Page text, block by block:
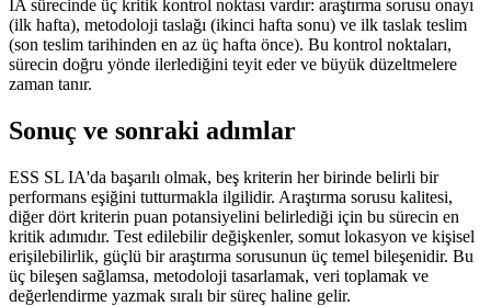
IA sürecinde üç kritik kontrol noktası vardır: araştırma sorusu onayı
(ilk hafta), metodoloji taslağı (ikinci hafta sonu) ve ilk taslak teslim
(son teslim tarihinden en az üç hafta önce). Bu kontrol noktaları,
sürecin doğru yönde ilerlediğini teyit eder ve büyük düzeltmelere
zaman tanır.
Sonuç ve sonraki adımlar
ESS SL IA'da başarılı olmak, beş kriterin her birinde belirli bir
performans eşiğini tutturmakla ilgilidir. Araştırma sorusu kalitesi,
diğer dört kriterin puan potansiyelini belirlediği için bu sürecin en
kritik adımıdır. Test edilebilir değişkenler, somut lokasyon ve kişisel
erişilebilirlik, güçlü bir araştırma sorusunun üç temel bileşenidir. Bu
üç bileşen sağlamsa, metodoloji tasarlamak, veri toplamak ve
değerlendirme yazmak sıralı bir süreç haline gelir.